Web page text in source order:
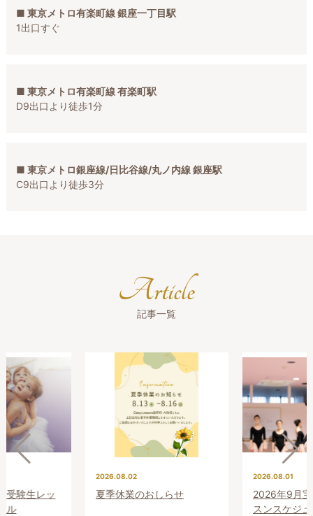
■ 東京メトロ有楽町線 銀座一丁目駅
1出口すぐ
■ 東京メトロ有楽町線 有楽町駅
D9出口より徒歩1分
■ 東京メトロ銀座線/日比谷線/丸ノ内線 銀座駅
C9出口より徒歩3分
Article
記事一覧
受験生レッ
ル
2026.08.02
夏季休業のおしらせ
2026.08.01
2026年9月
スンスケジ